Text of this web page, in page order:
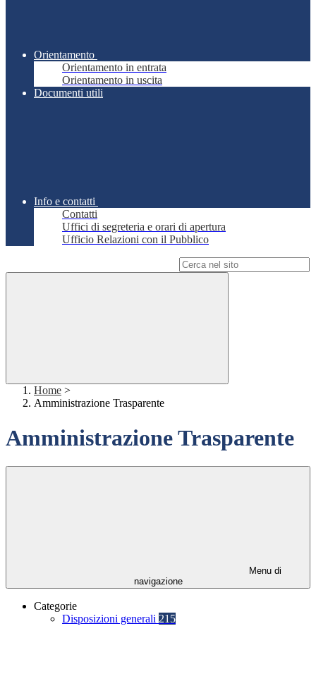
Orientamento
Orientamento in entrata
Orientamento in uscita
Documenti utili
Info e contatti
Contatti
Uffici di segreteria e orari di apertura
Ufficio Relazioni con il Pubblico
Home >
Amministrazione Trasparente
Amministrazione Trasparente
Menu di
navigazione
Categorie
Disposizioni generali 215